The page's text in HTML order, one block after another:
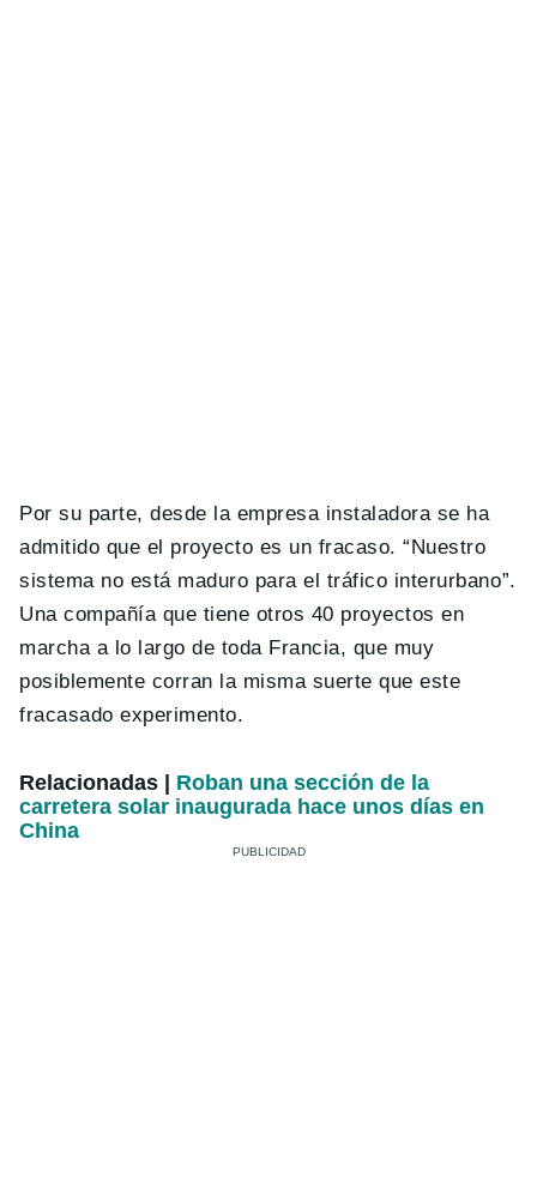
Por su parte, desde la empresa instaladora se ha
admitido que el proyecto es un fracaso. “Nuestro
sistema no está maduro para el tráfico interurbano”.
Una compañía que tiene otros 40 proyectos en
marcha a lo largo de toda Francia, que muy
posiblemente corran la misma suerte que este
fracasado experimento.
Relacionadas | Roban una sección de la
carretera solar inaugurada hace unos días en
China